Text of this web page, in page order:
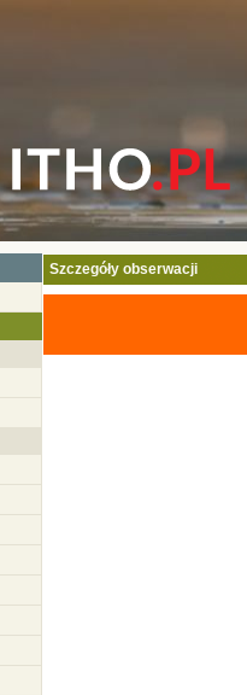
Szczegóły obserwacji